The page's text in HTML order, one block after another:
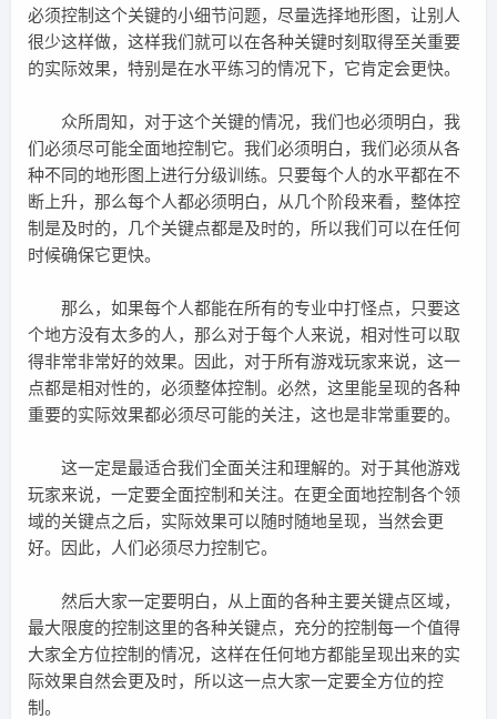
必须控制这个关键的小细节问题，尽量选择地形图，让别人
很少这样做，这样我们就可以在各种关键时刻取得至关重要
的实际效果，特别是在水平练习的情况下，它肯定会更快。
众所周知，对于这个关键的情况，我们也必须明白，我
们必须尽可能全面地控制它。我们必须明白，我们必须从各
种不同的地形图上进行分级训练。只要每个人的水平都在不
断上升，那么每个人都必须明白，从几个阶段来看，整体控
制是及时的，几个关键点都是及时的，所以我们可以在任何
时候确保它更快。
那么，如果每个人都能在所有的专业中打怪点，只要这
个地方没有太多的人，那么对于每个人来说，相对性可以取
得非常非常好的效果。因此，对于所有游戏玩家来说，这一
点都是相对性的，必须整体控制。必然，这里能呈现的各种
重要的实际效果都必须尽可能的关注，这也是非常重要的。
这一定是最适合我们全面关注和理解的。对于其他游戏
玩家来说，一定要全面控制和关注。在更全面地控制各个领
域的关键点之后，实际效果可以随时随地呈现，当然会更
好。因此，人们必须尽力控制它。
然后大家一定要明白，从上面的各种主要关键点区域，
最大限度的控制这里的各种关键点，充分的控制每一个值得
大家全方位控制的情况，这样在任何地方都能呈现出来的实
际效果自然会更及时，所以这一点大家一定要全方位的控
制。